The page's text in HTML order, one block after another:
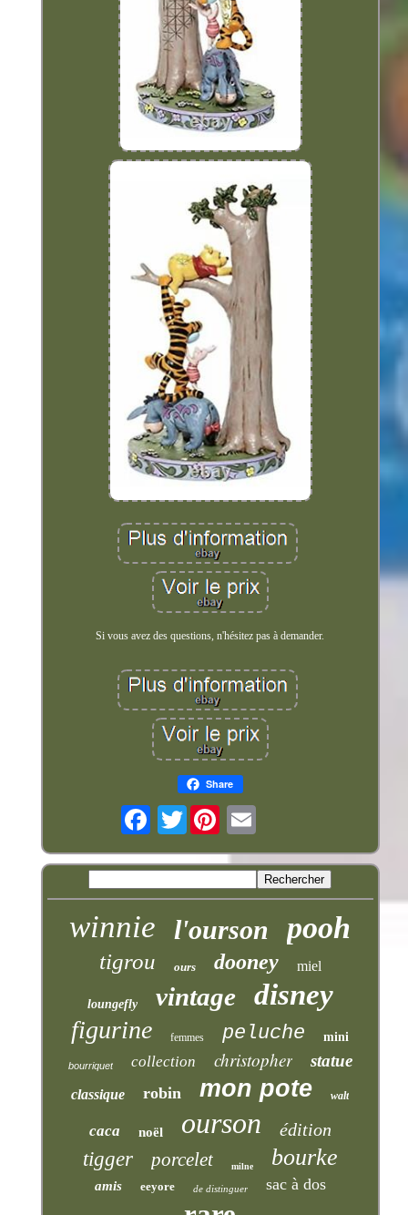
Si vous avez des questions, n'hésitez pas à demander.
Share
Twitter
winnie l'ourson pooh
tigrou ours dooney miel
loungefly vintage disney
figurine femmes peluche mini
bourriquet collection christopher statue
classique robin mon pote walt
caca noël ourson édition
tigger porcelet milne bourke
amis eeyore de distinguer sac à dos